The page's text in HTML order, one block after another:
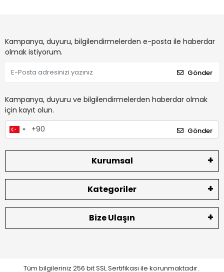
Kampanya, duyuru, bilgilendirmelerden e-posta ile haberdar
olmak istiyorum.
Gönder
Kampanya, duyuru ve bilgilendirmelerden haberdar olmak
için kayıt olun.
Gönder
Kurumsal
Kategoriler
Bize Ulaşın
Tüm bilgileriniz 256 bit SSL Sertifikası ile korunmaktadır.